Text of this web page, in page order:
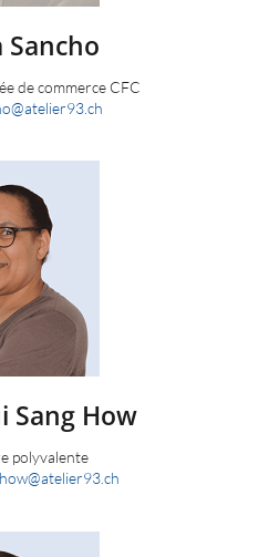
Sancho
de commerce CFC
@atelier93.ch
Sang How
polyvalente
@atelier93.ch